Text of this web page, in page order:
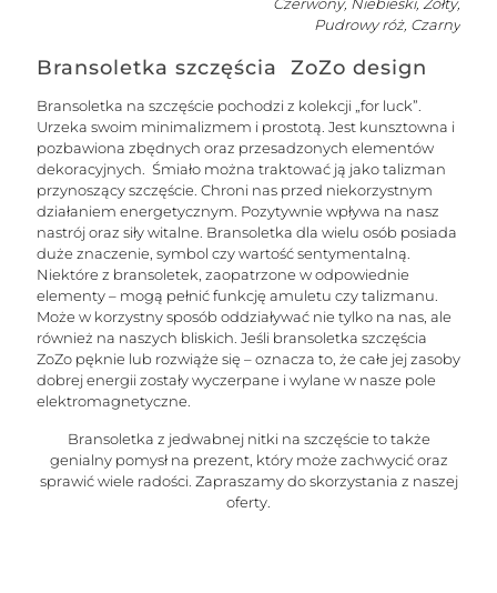
Pudrowy róż, Czarny
Bransoletka szczęścia ZoZo design
Bransoletka na szczęście pochodzi z kolekcji „for luck”.
Urzeka swoim minimalizmem i prostotą. Jest kunsztowna i
pozbawiona zbędnych oraz przesadzonych elementów
dekoracyjnych. Śmiało można traktować ją jako talizman
przynoszący szczęście. Chroni nas przed niekorzystnym
działaniem energetycznym. Pozytywnie wpływa na nasz
nastrój oraz siły witalne. Bransoletka dla wielu osób posiada
duże znaczenie, symbol czy wartość sentymentalną.
Niektóre z bransoletek, zaopatrzone w odpowiednie
elementy – mogą pełnić funkcję amuletu czy talizmanu.
Może w korzystny sposób oddziaływać nie tylko na nas, ale
również na naszych bliskich. Jeśli bransoletka szczęścia
ZoZo pęknie lub rozwiąże się – oznacza to, że całe jej zasoby
dobrej energii zostały wyczerpane i wylane w nasze pole
elektromagnetyczne.
Bransoletka z jedwabnej nitki na szczęście to także
genialny pomysł na prezent, który może zachwycić oraz
sprawić wiele radości. Zapraszamy do skorzystania z naszej
oferty.